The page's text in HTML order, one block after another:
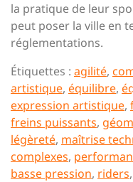
la pratique de leur
peut poser la ville en
réglementations.
Étiquettes : agilité,
artistique, équilibre,
expression artistique,
freins puissants,
légèreté, maîtrise
complexes,
basse pression, riders,